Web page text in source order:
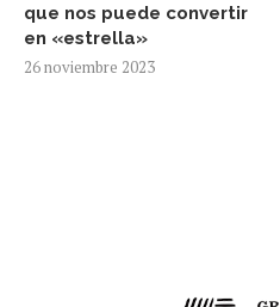
que nos puede convertir
en «estrella»
26 noviembre 2023